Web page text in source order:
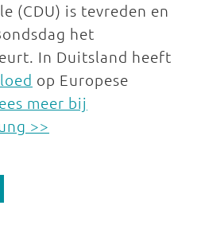
(CDU) is tevreden en
het
In Duitsland heeft
op Europese
meer bij
>>